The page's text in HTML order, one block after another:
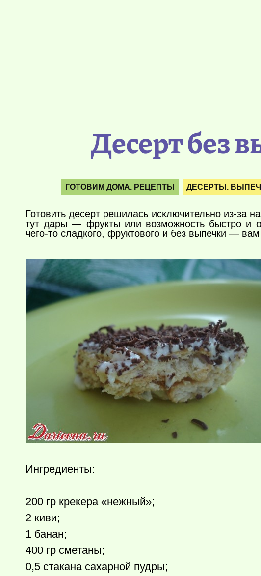
Десерт без
ГОТОВИМ ДОМА. РЕЦЕПТЫ ДЕСЕРТЫ.
Готовить десерт решилась исключительно из-за
тут дары — фрукты или возможность быстро и
чего-то сладкого, фруктового и без выпечки —
Ингредиенты:
200 гр крекера «нежный»;
2 киви;
1 банан;
400 гр сметаны;
0,5 стакана сахарной пудры;